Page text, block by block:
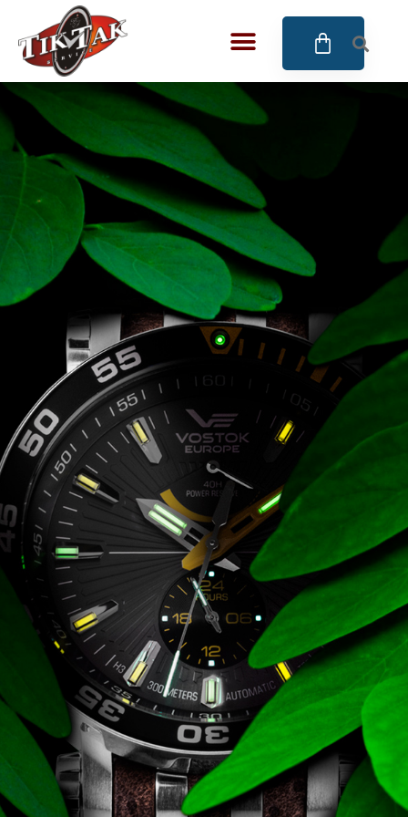
AZE JEWELS
BIGOTTI Milano
CALYPSO 16
CANGO & RINALDI 4
CANGO & RINALDI CHARM 39
CANGO&RINALDI KARÓRÁK
CARTINI
CASIO
DANIEL KLEIN 178
DIVAT KARÓRÁK (Curren, Oulm,Naviforce, D-
Ziner..)
DOXA 97
ESPRIT
FALIÓRÁK 187